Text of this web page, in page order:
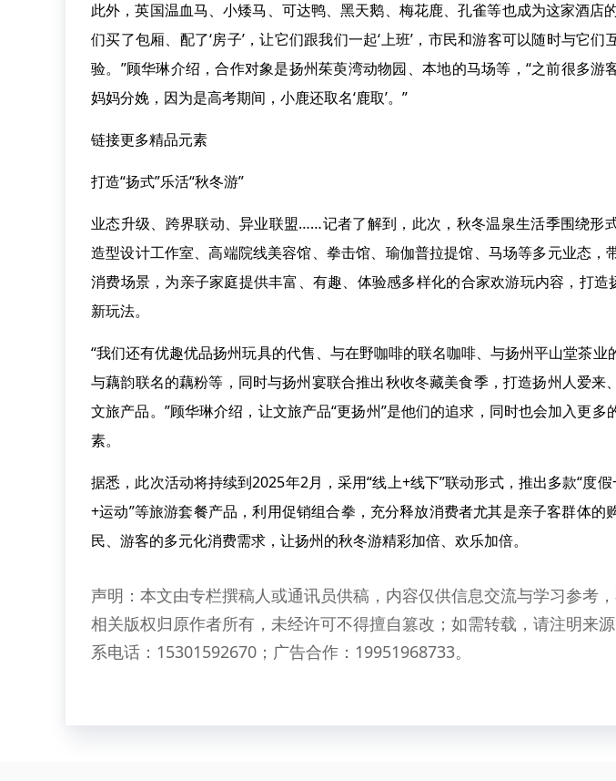
此外，英国温血马、小矮马、可达鸭、黑天鹅、梅花鹿、孔雀等也成为这家酒店
们买了包厢、配了‘房子’，让它们跟我们一起‘上班’，市民和游客可以随时与它
验。”顾华琳介绍，合作对象是扬州茱萸湾动物园、本地的马场等，“之前很多游
妈妈分娩，因为是高考期间，小鹿还取名‘鹿取’。”
链接更多精品元素
打造“扬式”乐活“秋冬游”
业态升级、跨界联动、异业联盟……记者了解到，此次，秋冬温泉生活季围绕形
造型设计工作室、高端院线美容馆、拳击馆、瑜伽普拉提馆、马场等多元业态，
消费场景，为亲子家庭提供丰富、有趣、体验感多样化的合家欢游玩内容，打造
新玩法。
“我们还有优趣优品扬州玩具的代售、与在野咖啡的联名咖啡、与扬州平山堂茶业
与藕韵联名的藕粉等，同时与扬州宴联合推出秋收冬藏美食季，打造扬州人爱来
文旅产品。”顾华琳介绍，让文旅产品“更扬州”是他们的追求，同时也会加入更多
素。
据悉，此次活动将持续到2025年2月，采用“线上+线下”联动形式，推出多款“度假
+运动”等旅游套餐产品，利用促销组合拳，充分释放消费者尤其是亲子客群体的
民、游客的多元化消费需求，让扬州的秋冬游精彩加倍、欢乐加倍。
声明：本文由专栏撰稿人或通讯员供稿，内容仅供信息交流与学习参考，
相关版权归原作者所有，未经许可不得擅自篡改；如需转载，请注明来
系电话：15301592670；广告合作：19951968733。